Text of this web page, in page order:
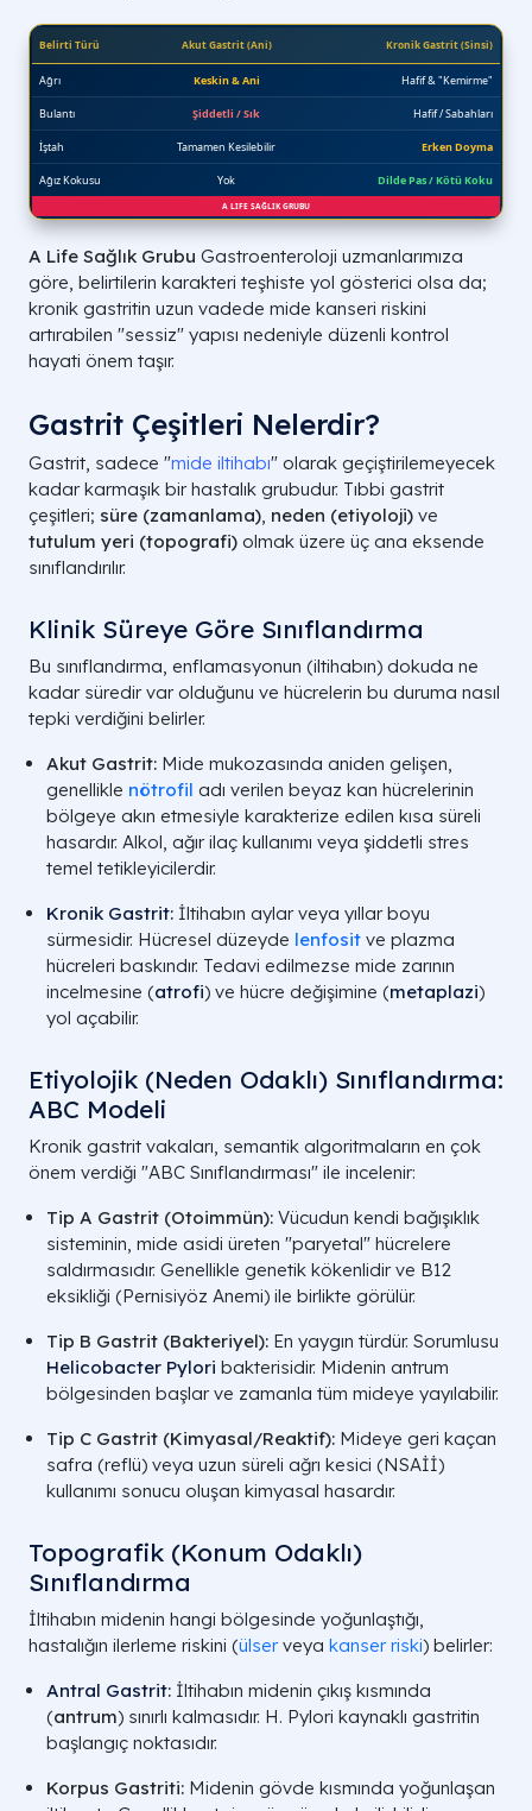
Vasküler Travma / Şok
A LIFE SAĞLIK GRUBU
A Life Sağlık Grubu Gastroenteroloji uzmanlarımıza
göre, belirtilerin karakteri teşhiste yol gösterici olsa da;
kronik gastritin uzun vadede mide kanseri riskini
artırabilen "sessiz" yapısı nedeniyle düzenli kontrol
hayati önem taşır.
Gastrit Çeşitleri Nelerdir?
Gastrit, sadece "mide iltihabı" olarak geçiştirilemeyecek
kadar karmaşık bir hastalık grubudur. Tıbbi gastrit
çeşitleri; süre (zamanlama), neden (etiyoloji) ve
tutulum yeri (topografi) olmak üzere üç ana eksende
sınıflandırılır.
Klinik Süreye Göre Sınıflandırma
Bu sınıflandırma, enflamasyonun (iltihabın) dokuda ne
kadar süredir var olduğunu ve hücrelerin bu duruma nasıl
tepki verdiğini belirler.
Akut Gastrit: Mide mukozasında aniden gelişen,
genellikle nötrofil adı verilen beyaz kan hücrelerinin
bölgeye akın etmesiyle karakterize edilen kısa süreli
hasardır. Alkol, ağır ilaç kullanımı veya şiddetli stres
temel tetikleyicilerdir.
Kronik Gastrit: İltihabın aylar veya yıllar boyu
sürmesidir. Hücresel düzeyde lenfosit ve plazma
hücreleri baskındır. Tedavi edilmezse mide zarının
incelmesine (atrofi) ve hücre değişimine (metaplazi)
yol açabilir.
Etiyolojik (Neden Odaklı) Sınıflandırma:
ABC Modeli
Kronik gastrit vakaları, semantik algoritmaların en çok
önem verdiği "ABC Sınıflandırması" ile incelenir:
Tip A Gastrit (Otoimmün): Vücudun kendi bağışıklık
sisteminin, mide asidi üreten "paryetal" hücrelere
saldırmasıdır. Genellikle genetik kökenlidir ve B12
eksikliği (Pernisiyöz Anemi) ile birlikte görülür.
Tip B Gastrit (Bakteriyel): En yaygın türdür. Sorumlusu
Helicobacter Pylori bakterisidir. Midenin antrum
bölgesinden başlar ve zamanla tüm mideye yayılabilir.
Tip C Gastrit (Kimyasal/Reaktif): Mideye geri kaçan
safra (reflü) veya uzun süreli ağrı kesici (NSAİİ)
kullanımı sonucu oluşan kimyasal hasardır.
Topografik (Konum Odaklı)
Sınıflandırma
İltihabın midenin hangi bölgesinde yoğunlaştığı,
hastalığın ilerleme riskini (ülserveya kanser riski) belirler:
Antral Gastrit: İltihabın midenin çıkış kısmında
(antrum) sınırlı kalmasıdır. H. Pylori kaynaklı gastritin
başlangıç noktasıdır.
Korpus Gastriti: Midenin gövde kısmında yoğunlaşan